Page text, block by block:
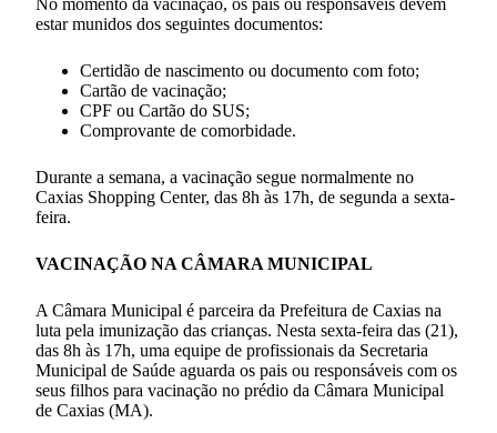
estar munidos dos seguintes documentos:
Certidão de nascimento ou documento com foto;
Cartão de vacinação;
CPF ou Cartão do SUS;
Comprovante de comorbidade.
Durante a semana, a vacinação segue normalmente no
Caxias Shopping Center, das 8h às 17h, de segunda a sexta-
feira.
VACINAÇÃO NA CÂMARA MUNICIPAL
A Câmara Municipal é parceira da Prefeitura de Caxias na
luta pela imunização das crianças. Nesta sexta-feira das (21),
das 8h às 17h, uma equipe de profissionais da Secretaria
Municipal de Saúde aguarda os pais ou responsáveis com os
seus filhos para vacinação no prédio da Câmara Municipal
de Caxias (MA).